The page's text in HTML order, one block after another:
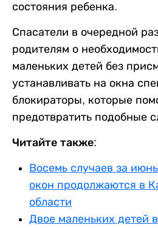
состояния ребенка.
Спасатели в очередной
родителям о
маленьких детей без
устанавливать на окна
блокираторы, которые
предотвратить подобные
Читайте также:
Восемь случаев за
окон продолжаются в
области
Двое маленьких детей